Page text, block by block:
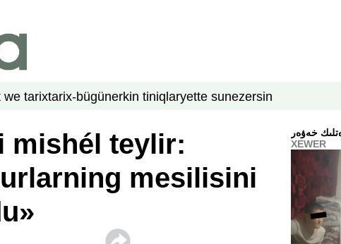
we tarixtarix-bügünerkin tiniqlaryette sunezersin
mishél teylir:
mesilisini
XEWER